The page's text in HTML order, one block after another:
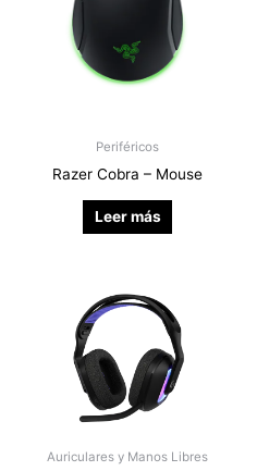
Periféricos
Razer Cobra – Mouse
Leer más
Auriculares y Manos Libres